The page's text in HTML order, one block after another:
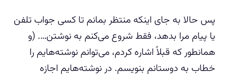
پس حالا به جای اینکه منتظر بمانم تا کسی جواب تلفن
یا پیام مرا بدهد، فقط شروع می‌کنم به نوشتن…. (و
همانطور که قبلاً اشاره کردم، می‌توانم نوشته‌هایم را
خطاب به دوستانم بنویسم. در نوشته‌هایم اجازه